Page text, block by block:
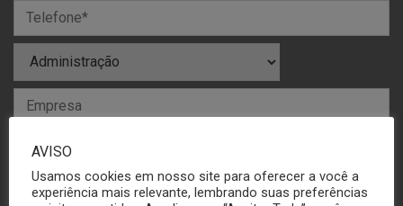
AVISO
Usamos cookies em nosso site para oferecer a você a
experiência mais relevante, lembrando suas preferências